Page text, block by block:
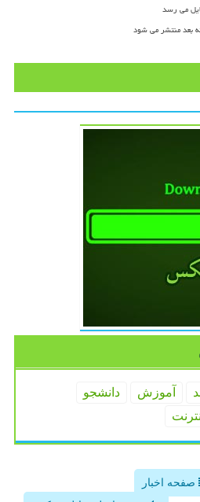
می رسد
بعد منتشر می شود
آموزش
دانشجو
صفحه اخبار